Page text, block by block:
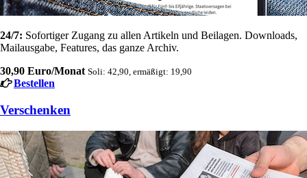
24/7: Sofortiger Zugang zu allen Artikeln und Beilagen. Downloads,
Mailausgabe, Features, das ganze Archiv.
30,90 Euro/Monat Soli: 42,90, ermäßigt: 19,90
Bestellen
Verschenken